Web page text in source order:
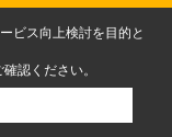
ビス向上検討を目的と
確認ください。